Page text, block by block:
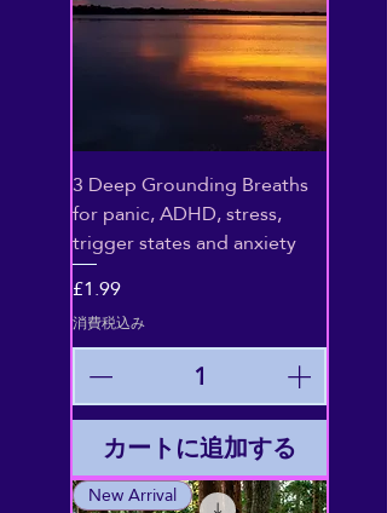
3 Deep Grounding Breaths
for panic, ADHD, stress,
trigger states and anxiety
価格
£1.99
消費税込み
カートに追加する
New Arrival